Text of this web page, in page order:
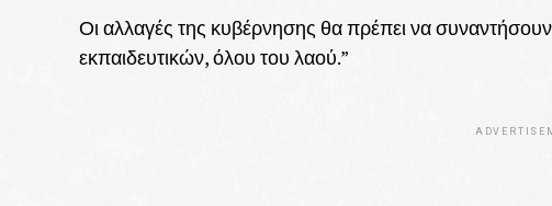
Οι αλλαγές της κυβέρνησης θα πρέπει να
εκπαιδευτικών, όλου του λαού.”